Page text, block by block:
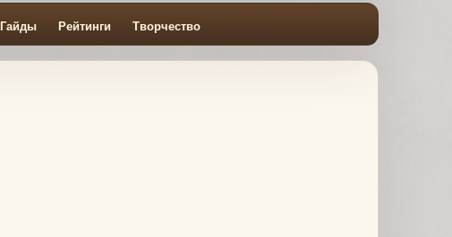
Гайды Рейтинги Творчество